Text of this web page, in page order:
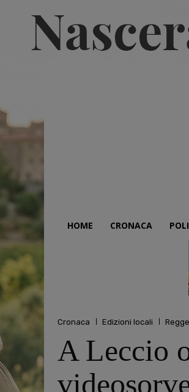
HOME CRONACA
Cronaca Edizioni locali
A Leccio